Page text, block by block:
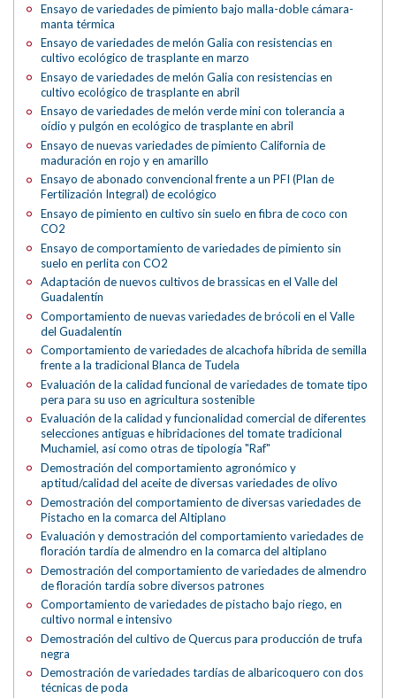
Ensayo de variedades de pimiento bajo malla-doble cámara-
manta térmica
Ensayo de variedades de melón Galia con resistencias en
cultivo ecológico de trasplante en marzo
Ensayo de variedades de melón Galia con resistencias en
cultivo ecológico de trasplante en abril
Ensayo de variedades de melón verde mini con tolerancia a
oídio y pulgón en ecológico de trasplante en abril
Ensayo de nuevas variedades de pimiento California de
maduración en rojo y en amarillo
Ensayo de abonado convencional frente a un PFI (Plan de
Fertilización Integral) de ecológico
Ensayo de pimiento en cultivo sin suelo en fibra de coco con
CO2
Ensayo de comportamiento de variedades de pimiento sin
suelo en perlita con CO2
Adaptación de nuevos cultivos de brassicas en el Valle del
Guadalentín
Comportamiento de nuevas variedades de brócoli en el Valle
del Guadalentín
Comportamiento de variedades de alcachofa híbrida de semilla
frente a la tradicional Blanca de Tudela
Evaluación de la calidad funcional de variedades de tomate tipo
pera para su uso en agricultura sostenible
Evaluación de la calidad y funcionalidad comercial de diferentes
selecciones antiguas e hibridaciones del tomate tradicional
Muchamiel, así como otras de tipología "Raf"
Demostración del comportamiento agronómico y
aptitud/calidad del aceite de diversas variedades de olivo
Demostración del comportamiento de diversas variedades de
Pistacho en la comarca del Altiplano
Evaluación y demostración del comportamiento variedades de
floración tardía de almendro en la comarca del altiplano
Demostración del comportamiento de variedades de almendro
de floración tardía sobre diversos patrones
Comportamiento de variedades de pistacho bajo riego, en
cultivo normal e intensivo
Demostración del cultivo de Quercus para producción de trufa
negra
Demostración de variedades tardías de albaricoquero con dos
técnicas de poda